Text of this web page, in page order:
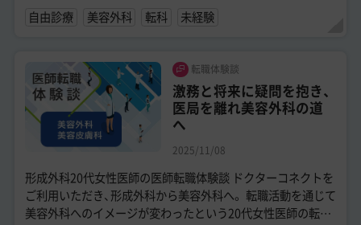
への転職を成功させた20代...
自由診療 美容外科 転科 未経験
転職体験談
激務と将来に疑問を抱き、
医局を離れ美容外科の道
へ
2025/11/08
形成外科20代女性医師の医師転職体験談 ドクターコネクトを
ご利用いただき、形成外科から美容外科へ。 転職活動を通じて
美容外科へのイメージが変わったという20代女性医師の転職